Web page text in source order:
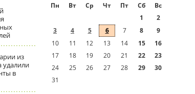
из
удалили
в
Пн
Вт Ср Чт Пт Сб
Вс
1
2
3
4 5 6 7 8
9
10
11 12 13 14 15
16
17
18 19 20 21 22
23
24
25 26 27 28 29
30
31